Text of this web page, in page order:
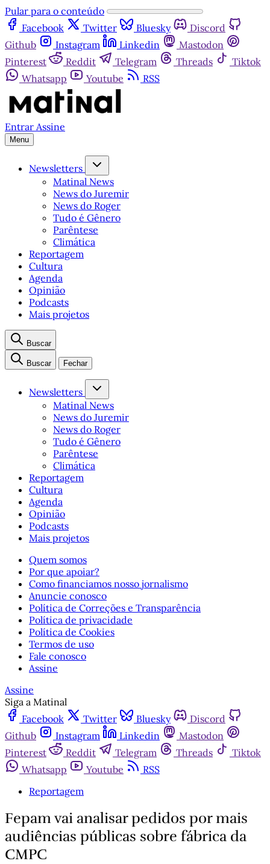
Pular para o conteúdo
Facebook
Twitter Bluesky
Discord
Github
Instagram Linkedin
Mastodon
Pinterest
Reddit Telegram Threads
Tiktok
Whatsapp
Youtube RSS
Entrar Assine
Menu
Newsletters
Matinal News
News do Juremir
News do Roger
Tudo é Gênero
Parêntese
Climática
Reportagem
Cultura
Agenda
Opinião
Podcasts
Mais projetos
Buscar
Buscar Fechar
Newsletters
Matinal News
News do Juremir
News do Roger
Tudo é Gênero
Parêntese
Climática
Reportagem
Cultura
Agenda
Opinião
Podcasts
Mais projetos
Quem somos
Por que apoiar?
Como financiamos nosso jornalismo
Anuncie conosco
Política de Correções e Transparência
Política de privacidade
Política de Cookies
Termos de uso
Fale conosco
Assine
Assine
Siga a Matinal
Facebook
Twitter Bluesky
Discord
Github
Instagram Linkedin
Mastodon
Pinterest
Reddit Telegram Threads
Tiktok
Whatsapp
Youtube
RSS
Reportagem
Fepam vai analisar pedidos por mais
audiências públicas sobre fábrica da
CMPC